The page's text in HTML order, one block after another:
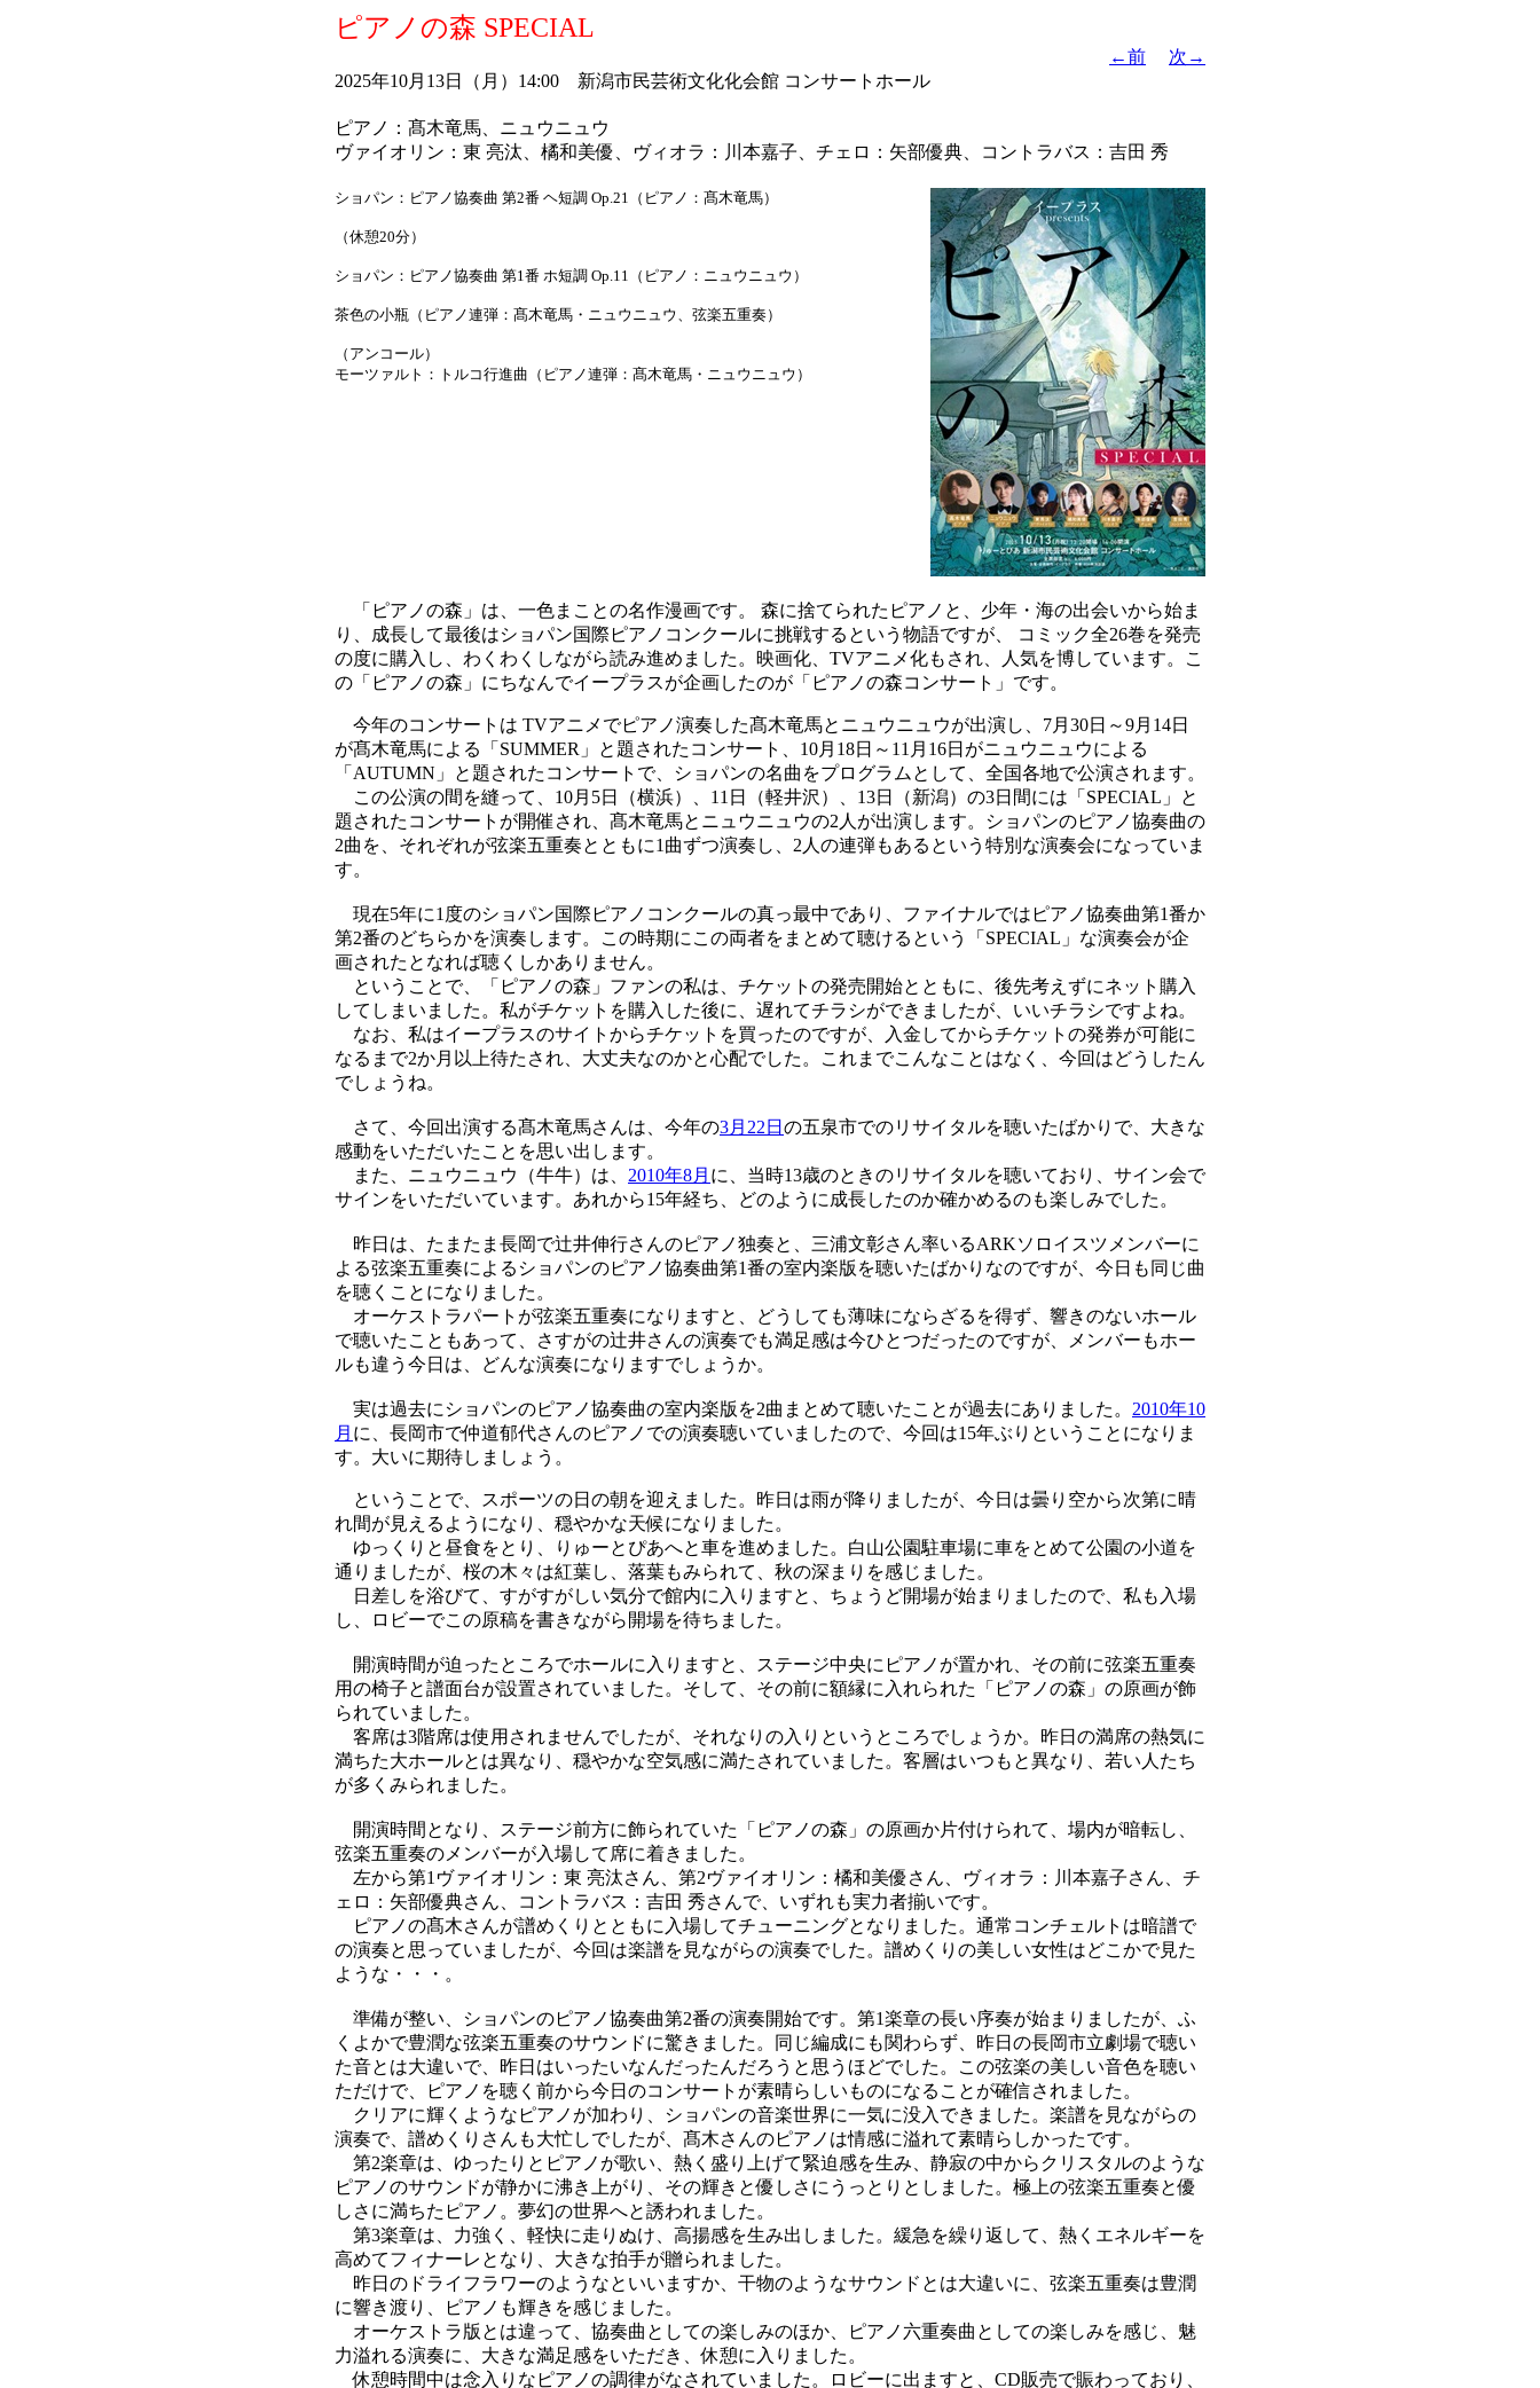
ピアノの森 SPECIAL
←前
次→
2025年10月13日（月）14:00 新潟市民芸術文化化会館 コンサートホール
ピアノ：髙木竜馬、ニュウニュウ
ヴァイオリン：東 亮汰、橘和美優、ヴィオラ：川本嘉子、チェロ：矢部優典、コントラバス：吉田 秀
ショパン：ピアノ協奏曲 第2番 ヘ短調 Op.21（ピアノ：髙木竜馬）
（休憩20分）
ショパン：ピアノ協奏曲 第1番 ホ短調 Op.11（ピアノ：ニュウニュウ）
茶色の小瓶（ピアノ連弾：髙木竜馬・ニュウニュウ、弦楽五重奏）
（アンコール）
モーツァルト：トルコ行進曲（ピアノ連弾：髙木竜馬・ニュウニュウ）
「ピアノの森」は、一色まことの名作漫画です。 森に捨てられたピアノと、少年・海の出会いから始ま
り、成長して最後はショパン国際ピアノコンクールに挑戦するという物語ですが、 コミック全26巻を発売
の度に購入し、わくわくしながら読み進めました。映画化、TVアニメ化もされ、人気を博しています。こ
の「ピアノの森」にちなんでイープラスが企画したのが「ピアノの森コンサート」です。
今年のコンサートは TVアニメでピアノ演奏した髙木竜馬とニュウニュウが出演し、7月30日～9月14日
が髙木竜馬による「SUMMER」と題されたコンサート、10月18日～11月16日がニュウニュウによる
「AUTUMN」と題されたコンサートで、ショパンの名曲をプログラムとして、全国各地で公演されます。
この公演の間を縫って、10月5日（横浜）、11日（軽井沢）、13日（新潟）の3日間には「SPECIAL」と
題されたコンサートが開催され、髙木竜馬とニュウニュウの2人が出演します。ショパンのピアノ協奏曲の
2曲を、それぞれが弦楽五重奏とともに1曲ずつ演奏し、2人の連弾もあるという特別な演奏会になっていま
す。
現在5年に1度のショパン国際ピアノコンクールの真っ最中であり、ファイナルではピアノ協奏曲第1番か
第2番のどちらかを演奏します。この時期にこの両者をまとめて聴けるという「SPECIAL」な演奏会が企
画されたとなれば聴くしかありません。
ということで、「ピアノの森」ファンの私は、チケットの発売開始とともに、後先考えずにネット購入
してしまいました。私がチケットを購入した後に、遅れてチラシができましたが、いいチラシですよね。
なお、私はイープラスのサイトからチケットを買ったのですが、入金してからチケットの発券が可能に
なるまで2か月以上待たされ、大丈夫なのかと心配でした。これまでこんなことはなく、今回はどうしたん
でしょうね。
さて、今回出演する髙木竜馬さんは、今年の3月22日 の五泉市でのリサイタルを聴いたばかりで、大きな
感動をいただいたことを思い出します。
また、ニュウニュウ（牛牛）は、 2010年8月 に、当時13歳のときのリサイタルを聴いており、サイン会で
サインをいただいています。あれから15年経ち、どのように成長したのか確かめるのも楽しみでした。
昨日は、たまたま長岡で辻井伸行さんのピアノ独奏と、三浦文彰さん率いるARKソロイスツメンバーに
よる弦楽五重奏によるショパンのピアノ協奏曲第1番の室内楽版を聴いたばかりなのですが、今日も同じ曲
を聴くことになりました。
オーケストラパートが弦楽五重奏になりますと、どうしても薄味にならざるを得ず、響きのないホール
で聴いたこともあって、さすがの辻井さんの演奏でも満足感は今ひとつだったのですが、メンバーもホー
ルも違う今日は、どんな演奏になりますでしょうか。
実は過去にショパンのピアノ協奏曲の室内楽版を2曲まとめて聴いたことが過去にありました。 2010年10
月 に、長岡市で仲道郁代さんのピアノでの演奏聴いていましたので、今回は15年ぶりということになりま
す。大いに期待しましょう。
ということで、スポーツの日の朝を迎えました。昨日は雨が降りましたが、今日は曇り空から次第に晴
れ間が見えるようになり、穏やかな天候になりました。
ゆっくりと昼食をとり、りゅーとぴあへと車を進めました。白山公園駐車場に車をとめて公園の小道を
通りましたが、桜の木々は紅葉し、落葉もみられて、秋の深まりを感じました。
日差しを浴びて、すがすがしい気分で館内に入りますと、ちょうど開場が始まりましたので、私も入場
し、ロビーでこの原稿を書きながら開場を待ちました。
開演時間が迫ったところでホールに入りますと、ステージ中央にピアノが置かれ、その前に弦楽五重奏
用の椅子と譜面台が設置されていました。そして、その前に額縁に入れられた「ピアノの森」の原画が飾
られていました。
客席は3階席は使用されませんでしたが、それなりの入りというところでしょうか。昨日の満席の熱気に
満ちた大ホールとは異なり、穏やかな空気感に満たされていました。客層はいつもと異なり、若い人たち
が多くみられました。
開演時間となり、ステージ前方に飾られていた「ピアノの森」の原画か片付けられて、場内が暗転し、
弦楽五重奏のメンバーが入場して席に着きました。
左から第1ヴァイオリン：東 亮汰さん、第2ヴァイオリン：橘和美優さん、ヴィオラ：川本嘉子さん、チ
ェロ：矢部優典さん、コントラバス：吉田 秀さんで、いずれも実力者揃いです。
ピアノの髙木さんが譜めくりとともに入場してチューニングとなりました。通常コンチェルトは暗譜で
の演奏と思っていましたが、今回は楽譜を見ながらの演奏でした。譜めくりの美しい女性はどこかで見た
ような・・・。
準備が整い、ショパンのピアノ協奏曲第2番の演奏開始です。第1楽章の長い序奏が始まりましたが、ふ
くよかで豊潤な弦楽五重奏のサウンドに驚きました。同じ編成にも関わらず、昨日の長岡市立劇場で聴い
た音とは大違いで、昨日はいったいなんだったんだろうと思うほどでした。この弦楽の美しい音色を聴い
ただけで、ピアノを聴く前から今日のコンサートが素晴らしいものになることが確信されました。
クリアに輝くようなピアノが加わり、ショパンの音楽世界に一気に没入できました。楽譜を見ながらの
演奏で、譜めくりさんも大忙しでしたが、髙木さんのピアノは情感に溢れて素晴らしかったです。
第2楽章は、ゆったりとピアノが歌い、熱く盛り上げて緊迫感を生み、静寂の中からクリスタルのような
ピアノのサウンドが静かに沸き上がり、その輝きと優しさにうっとりとしました。極上の弦楽五重奏と優
しさに満ちたピアノ。夢幻の世界へと誘われました。
第3楽章は、力強く、軽快に走りぬけ、高揚感を生み出しました。緩急を繰り返して、熱くエネルギーを
高めてフィナーレとなり、大きな拍手が贈られました。
昨日のドライフラワーのようなといいますか、干物のようなサウンドとは大違いに、弦楽五重奏は豊潤
に響き渡り、ピアノも輝きを感じました。
オーケストラ版とは違って、協奏曲としての楽しみのほか、ピアノ六重奏曲としての楽しみを感じ、魅
力溢れる演奏に、大きな満足感をいただき、休憩に入りました。
休憩時間中は念入りなピアノの調律がなされていました。ロビーに出ますと、CD販売で賑わっており、